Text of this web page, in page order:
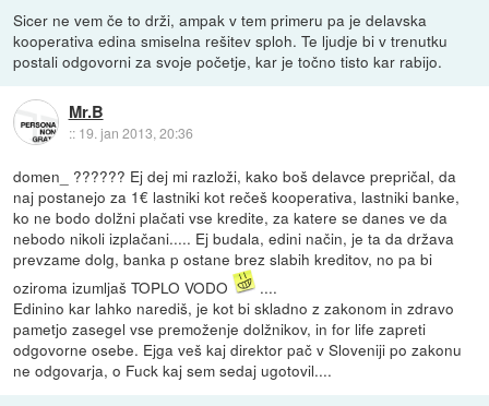
Sicer ne vem če to drži, ampak v tem primeru pa je delavska
kooperativa edina smiselna rešitev sploh. Te ljudje bi v trenutku
postali odgovorni za svoje početje, kar je točno tisto kar rabijo.
Mr.B
:: 19. jan 2013, 20:36
domen_ ?????? Ej dej mi razloži, kako boš delavce prepričal, da
naj postanejo za 1€ lastniki kot rečeš kooperativa, lastniki banke,
ko ne bodo dolžni plačati vse kredite, za katere se danes ve da
nebodo nikoli izplačani..... Ej budala, edini način, je ta da država
prevzame dolg, banka p ostane brez slabih kreditov, no pa bi
oziroma izumljaš TOPLO VODO
....
Edinino kar lahko narediš, je kot bi skladno z zakonom in zdravo
pametjo zasegel vse premoženje dolžnikov, in for life zapreti
odgovorne osebe. Ejga veš kaj direktor pač v Sloveniji po zakonu
ne odgovarja, o Fuck kaj sem sedaj ugotovil....